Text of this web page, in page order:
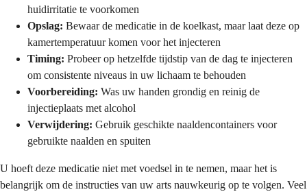
huidirritatie te voorkomen
Opslag: Bewaar de medicatie in de koelkast, maar laat deze op
kamertemperatuur komen voor het injecteren
Timing: Probeer op hetzelfde tijdstip van de dag te injecteren
om consistente niveaus in uw lichaam te behouden
Voorbereiding: Was uw handen grondig en reinig de
injectieplaats met alcohol
Verwijdering: Gebruik geschikte naaldencontainers voor
gebruikte naalden en spuiten
U hoeft deze medicatie niet met voedsel in te nemen, maar het is
belangrijk om de instructies van uw arts nauwkeurig op te volgen. Veel